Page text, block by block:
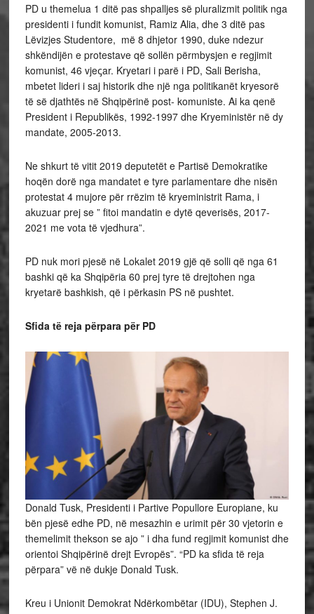
PD u themelua 1 ditë pas shpalljes së pluralizmit politik nga
presidenti i fundit komunist, Ramiz Alia, dhe 3 ditë pas
Lëvizjes Studentore, më 8 dhjetor 1990, duke ndezur
shkëndijën e protestave që sollën përmbysjen e regjimit
komunist, 46 vjeꞔar. Kryetari i parë i PD, Sali Berisha,
mbetet lideri i saj historik dhe një nga politikanët kryesorë
të së djathtës në Shqipërinë post- komuniste. Ai ka qenë
President i Republikës, 1992-1997 dhe Kryeministër në dy
mandate, 2005-2013.
Ne shkurt të vitit 2019 deputetët e Partisë Demokratike
hoqën dorë nga mandatet e tyre parlamentare dhe nisën
protestat 4 mujore për rrëzim të kryeministrit Rama, i
akuzuar prej se ” fitoi mandatin e dytë qeverisës, 2017-
2021 me vota të vjedhura”.
PD nuk mori pjesë në Lokalet 2019 gjë që solli që nga 61
bashki që ka Shqipëria 60 prej tyre të drejtohen nga
kryetarë bashkish, që i përkasin PS në pushtet.
Sfida të reja përpara për PD
Donald Tusk, Presidenti i Partive Popullore Europiane, ku
bën pjesë edhe PD, në mesazhin e urimit për 30 vjetorin e
themelimit thekson se ajo ” i dha fund regjimit komunist dhe
orientoi Shqipërinë drejt Evropës”. “PD ka sfida të reja
përpara” vë në dukje Donald Tusk.
Kreu i Unionit Demokrat Ndërkombëtar (IDU), Stephen J.